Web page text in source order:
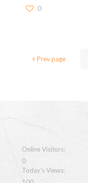
0
Prev page
Online Visitors:
0
Today's Views: